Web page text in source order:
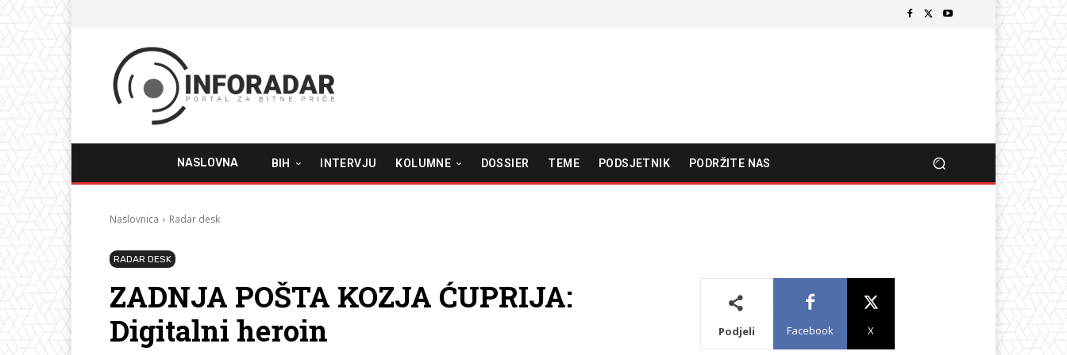
NASLOVNA BIH INTERVJU KOLUMNE DOSSIER TEME PODSJETNIK PODRŽITE NAS
Naslovnica Radar desk
RADAR DESK
ZADNJA POŠTA KOZJA ĆUPRIJA:
Digitalni heroin
Podjeli Facebook X